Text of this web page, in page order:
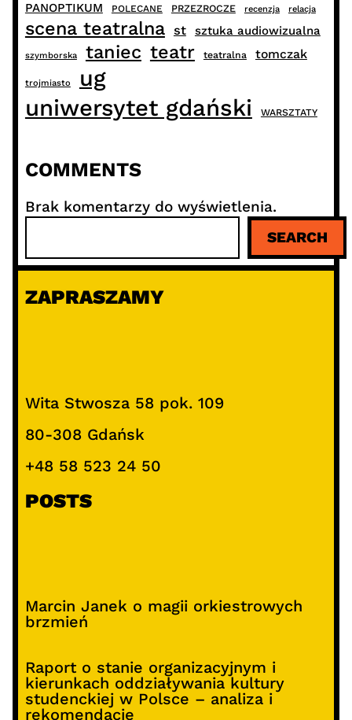
PANOPTIKUM POLECANE PRZEZROCZE recenzja relacja
scena teatralna st sztuka audiowizualna
szymborska taniec teatr teatralna tomczak
trojmiasto
ug
uniwersytet gdański
WARSZTATY
COMMENTS
Brak komentarzy do wyświetlenia.
u
a
SEARCH
ZAPRASZAMY
Wita Stwosza 58 pok. 109
80-308 Gdańsk
+48 58 523 24 50
POSTS
Marcin Janek o magii orkiestrowych
brzmień
Raport o stanie organizacyjnym i
kierunkach oddziaływania kultury
studenckiej w Polsce – analiza i
rekomendacje